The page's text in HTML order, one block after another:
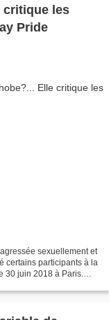
critique les
Pride
sexuellement et
certains participants à la
30 juin 2018 à Paris.